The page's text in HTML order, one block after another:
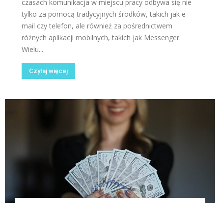
czasach komunikacja w miejscu pracy odbywa się nie
tylko za pomocą tradycyjnych środków, takich jak e-
mail czy telefon, ale również za pośrednictwem
różnych aplikacji mobilnych, takich jak Messenger.
Wielu...
Czytaj więcej